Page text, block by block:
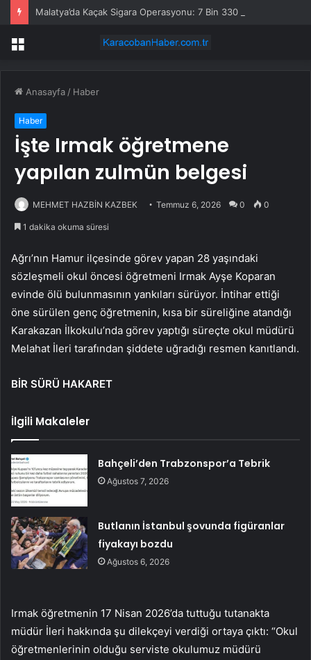
Menü
Anasayfa / Haber
Haber
İşte Irmak öğretmene
yapılan zulmün belgesi
MEHMET HAZBİN KAZBEK Temmuz 6, 2026 0 0
1 dakika okuma süresi
Ağrı’nın Hamur ilçesinde görev yapan 28 yaşındaki
sözleşmeli okul öncesi öğretmeni Irmak Ayşe Koparan
evinde ölü bulunmasının yankıları sürüyor. İntihar ettiği
öne sürülen genç öğretmenin, kısa bir süreliğine atandığı
Karakazan İlkokulu’nda görev yaptığı süreçte okul müdürü
Melahat İleri tarafından şiddete uğradığı resmen kanıtlandı.
BİR SÜRÜ HAKARET
İlgili Makaleler
Bahçeli’den Trabzonspor’a Tebrik
Ağustos 7, 2026
Butlanın İstanbul şovunda figüranlar
fiyakayı bozdu
Ağustos 6, 2026
Irmak öğretmenin 17 Nisan 2026’da tuttuğu tutanakta
müdür İleri hakkında şu dilekçeyi verdiği ortaya çıktı: “Okul
öğretmenlerinin olduğu serviste okulumuz müdürü